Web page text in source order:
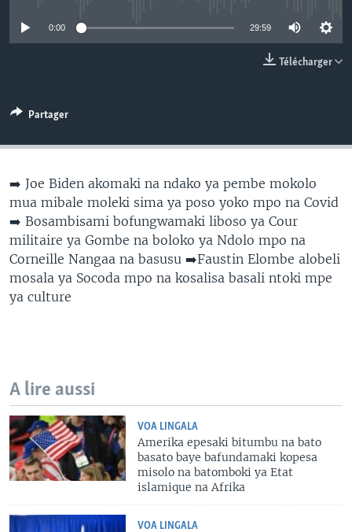
SCIENCE/TECHNOLOGIE
0:00 29:59
Télécharger
Partager
➡️ Joe Biden akomaki na ndako ya pembe mokolo
mua mibale moleki sima ya poso yoko mpo na Covid
➡️ Bosambisami bofungwamaki liboso ya Cour
militaire ya Gombe na boloko ya Ndolo mpo na
Corneille Nangaa na basusu ➡️Faustin Elombe alobeli
mosala ya Socoda mpo na kosalisa basali ntoki mpe
ya culture
A lire aussi
VOA LINGALA
Amerika epesaki bitumbu na bato
basato baye bafundamaki kopesa
misolo na batomboki ya Etat
islamique na Afrika
VOA LINGALA